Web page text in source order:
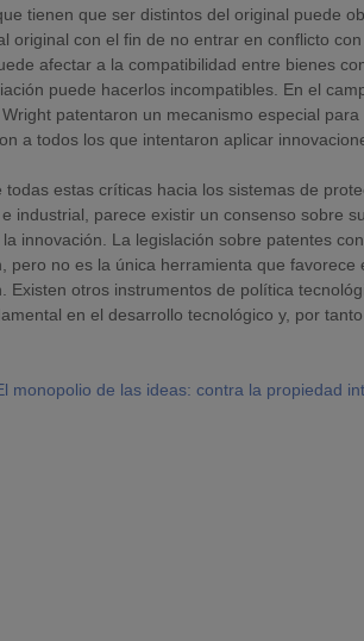
tienen que ser distintos del original puede
original con el fin de no entrar en conflicto
afectar a la compatibilidad entre bienes
puede hacerlos incompatibles. En el
patentaron un mecanismo especial
a todos los que intentaron aplicar
todas estas críticas hacia los sistemas de
industrial, parece existir un consenso sobre
innovación. La legislación sobre patentes
pero no es la única herramienta que favorece
Existen otros instrumentos de política
en el desarrollo tecnológico y, por
monopolio de las ideas: contra la propiedad